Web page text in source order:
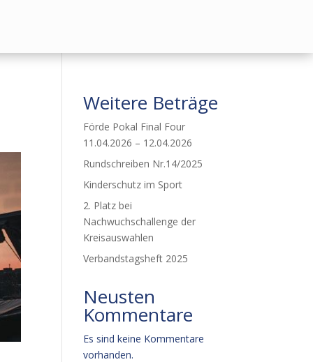
Weitere Beträge
Förde Pokal Final Four
11.04.2026 – 12.04.2026
Rundschreiben Nr.14/2025
Kinderschutz im Sport
2. Platz bei
Nachwuchschallenge der
Kreisauswahlen
Verbandstagsheft 2025
Neusten
Kommentare
Es sind keine Kommentare
vorhanden.